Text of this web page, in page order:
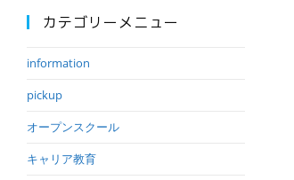
カテゴリーメニュー
information
pickup
オープンスクール
キャリア教育